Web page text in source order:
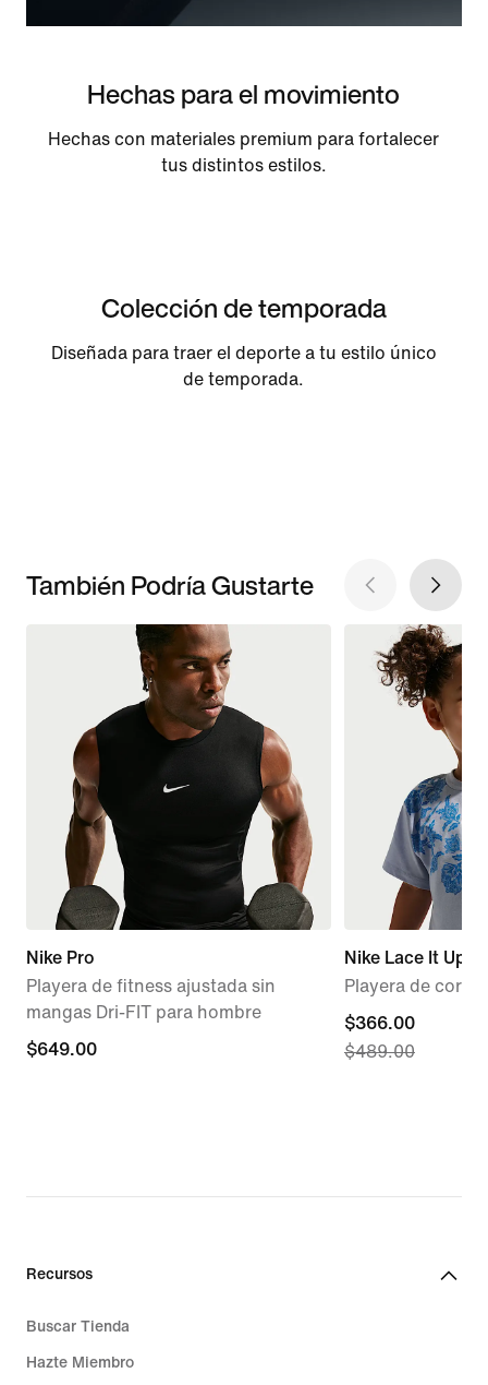
Hechas para el movimiento
Hechas con materiales premium para fortalecer
tus distintos estilos.
Colección de temporada
Diseñada para traer el deporte a tu estilo único
de temporada.
También Podría Gustarte
Nike Pro
Playera de fitness ajustada sin
mangas Dri-FIT para hombre
$649.00
$649.00
Nike Lace It Up
Playera de
current
price
$366.00
$489.00
Recursos
Buscar Tienda
Hazte Miembro